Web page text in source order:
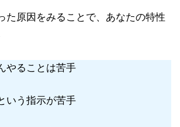
た原因をみることで、あなたの特性
やることは苦手
いう指示が苦手